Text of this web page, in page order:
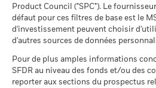
au 17/juil./2026
Fonds dans le groupe de
pairs
au 17/juil./2026
% de couverture MSCI
Weighted Average Carbon
Intensity
L'exposition de BlackRock aux
est indiquée ci-dessus, pour le
sables bitumineux, est calculée et
entreprises qui tirent plus de 5 %
charbon thermique ou des sables
par MSCI ESG Research.
génèrent des revenus à partir du
Voir tous les documents
Product Council ("SPC"). Le
défaut pour ces filtres de base est le
d'investissement peuvent choisir
d'autres sources de données
Pour de plus amples informations
SFDR au niveau des fonds et/ou des
reporter aux sections du prospectus